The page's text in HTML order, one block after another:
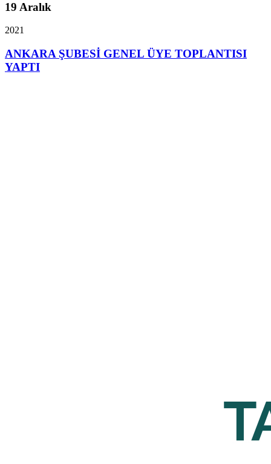
19 Aralık
2021
ANKARA ŞUBESİ GENEL ÜYE TOPLANTISI
YAPTI